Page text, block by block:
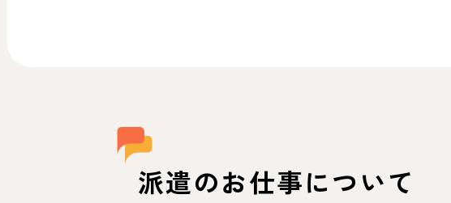
派遣のお仕事について